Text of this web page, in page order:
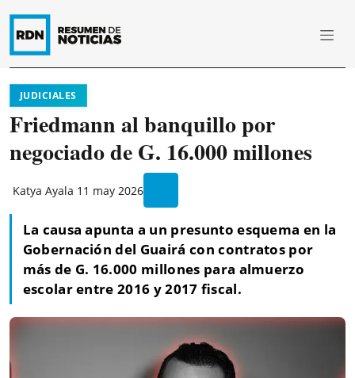
JUDICIALES
Friedmann al banquillo por
negociado de G. 16.000 millones
Katya Ayala 11 may 2026
La causa apunta a un presunto esquema en la
Gobernación del Guairá con contratos por
más de G. 16.000 millones para almuerzo
escolar entre 2016 y 2017 fiscal.